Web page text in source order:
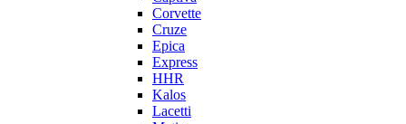
Corvette
Cruze
Epica
Express
HHR
Kalos
Lacetti